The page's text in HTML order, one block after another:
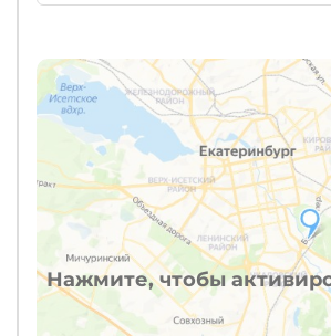
Нажмите, чтобы